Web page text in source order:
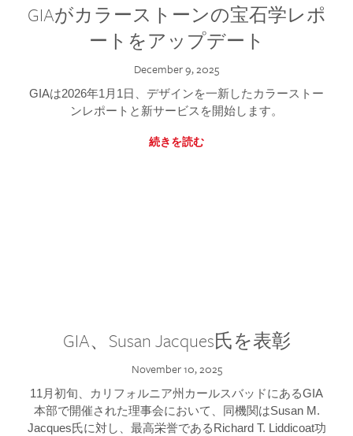
GIAがカラーストーンの宝石学レポ
ートをアップデート
December 9, 2025
GIAは2026年1月1日、デザインを一新したカラーストー
ンレポートと新サービスを開始します。
続きを読む
GIA、Susan Jacques氏を表彰
November 10, 2025
11月初旬、カリフォルニア州カールスバッドにあるGIA
本部で開催された理事会において、同機関はSusan M.
Jacques氏に対し、最高栄誉であるRichard T. Liddicoat功